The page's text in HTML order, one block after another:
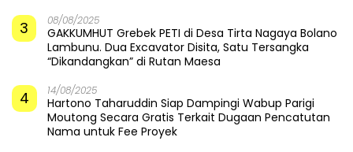
3 08/08/2025
GAKKUMHUT Grebek PETI di Desa Tirta Nagaya Bolano
Lambunu. Dua Excavator Disita, Satu Tersangka
“Dikandangkan” di Rutan Maesa
4 14/08/2025
Hartono Taharuddin Siap Dampingi Wabup Parigi
Moutong Secara Gratis Terkait Dugaan Pencatutan
Nama untuk Fee Proyek